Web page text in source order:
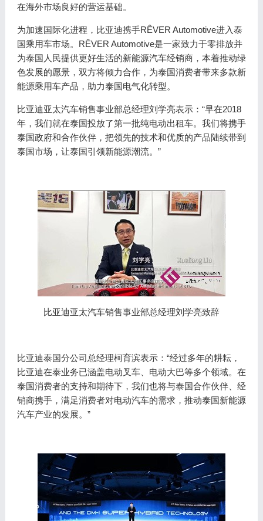
在海外市场良好的营运基础。
为加速国际化进程，比亚迪携手RÊVER Automotive进入泰
国乘用车市场。RÊVER Automotive是一家致力于零排放并
为泰国人民提供更好生活的新能源汽车经销商，本着推动绿
色发展的愿景，双方将倾力合作，为泰国消费者带来多款新
能源乘用车产品，助力泰国电气化转型。
比亚迪亚太汽车销售事业部总经理刘学亮表示：“早在2018
年，我们就在泰国投放了第一批纯电动出租车。我们将携手
泰国政府和合作伙伴，把领先的技术和优质的产品陆续带到
泰国市场，让泰国引领新能源潮流。”
比亚迪亚太汽车销售事业部总经理刘学亮致辞
比亚迪泰国分公司总经理柯育滨表示：“经过多年的耕耘，
比亚迪在泰业务已涵盖电动叉车、电动大巴等多个领域。在
泰国消费者的支持和期待下，我们也将与泰国合作伙伴、经
销商携手，满足消费者对电动汽车的需求，推动泰国新能源
汽车产业的发展。”